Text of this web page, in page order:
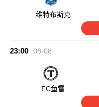
维特布斯克
23:00 08-08
FC鱼雷